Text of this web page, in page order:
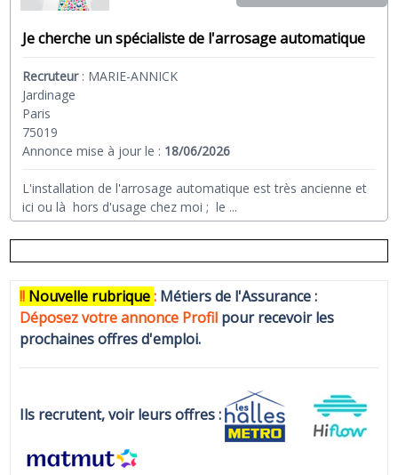
Je cherche un spécialiste de l'arrosage automatique
Recruteur: MARIE-ANNICK
Jardinage
Paris
75019
Annonce mise à jour le : 18/06/2026
L'installation de l'arrosage automatique est très ancienne et
ici ou là hors d'usage chez moi ; le ...
!! Nouvelle rubrique: Métiers de l'Assurance :
Déposez votre annonce Profil pour recevoir les
prochaines offres d'emploi.
Ils recrutent, voir leurs offres :